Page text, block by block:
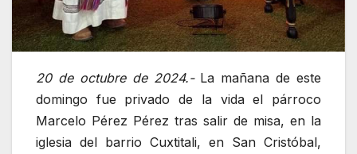
20 de octubre de 2024.-La mañana de este
domingo fue privado de la vida el párroco
Marcelo Pérez Pérez tras salir de misa, en la
iglesia del barrio Cuxtitali, en San Cristóbal,